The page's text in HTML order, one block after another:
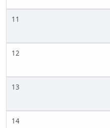
11
12
13
14